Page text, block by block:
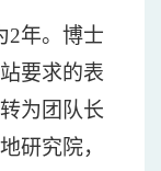
2年。博士
要求的表
为团队长
研究院，